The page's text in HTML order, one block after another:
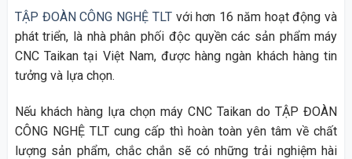
TẬP ĐOÀN CÔNG NGHỆ TLTvới hơn 16 năm hoạt động và
phát triển, là nhà phân phối độc quyền các sản phẩm máy
CNC Taikan tại Việt Nam, được hàng ngàn khách hàng tin
tưởng và lựa chọn.
Nếu khách hàng lựa chọn máy CNC Taikan do TẬP ĐOÀN
CÔNG NGHỆ TLT cung cấp thì hoàn toàn yên tâm về chất
lượng sản phẩm, chắc chắn sẽ có những trải nghiệm hài